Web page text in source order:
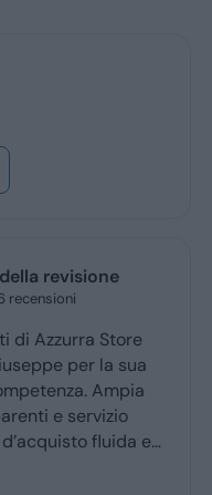
revisione
recensioni
di Azzurra Store
per la sua
Ampia
e servizio
fluida e
degli utenti.